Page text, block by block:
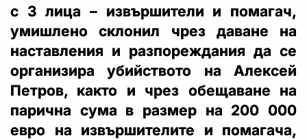
с 3 лица – извършители и помагач,
умишлено склонил чрез даване на
наставления и разпореждания да се
организира убийството на Алексей
Петров, както и чрез обещаване на
парична сума в размер на 200 000
евро на извършителите и помагача,